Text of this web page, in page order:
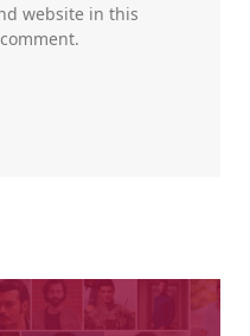
website in this